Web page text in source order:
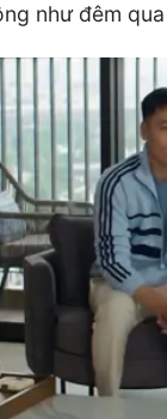
như đêm